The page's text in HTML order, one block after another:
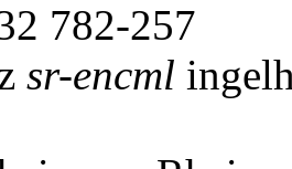
782-257
sr-encml